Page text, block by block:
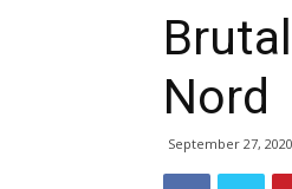
Nord
September 27, 2020